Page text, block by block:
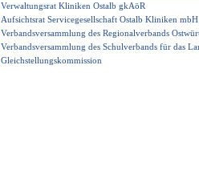
Verwaltungsrat Kliniken Ostalb gkAöR
Aufsichtsrat Servicegesellschaft Ostalb Kliniken mbH
Verbandsversammlung des Regionalverbands
Verbandsversammlung des Schulverbands für das
Gleichstellungskommission